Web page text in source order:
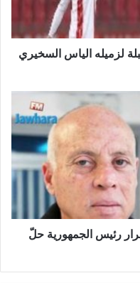
لزميله الياس السخيري
رئيس الجمهورية حلّ